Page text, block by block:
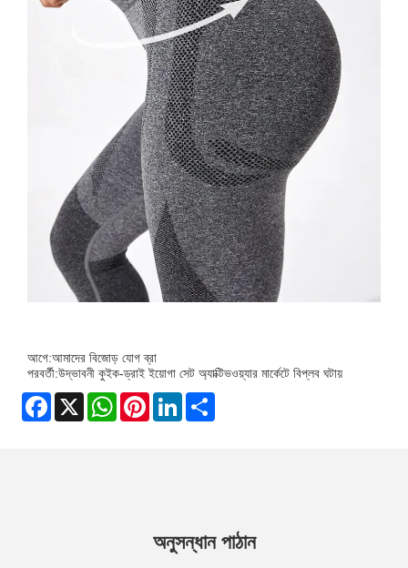
আগে:আমাদের বিজোড় যোগ ব্রা
পরবর্তী:উদ্ভাবনী কুইক-ড্রাই ইয়োগা সেট অ্যাক্টিভওয়্যার মার্কেটে বিপ্লব ঘটায়
Facebook
X WhatsAppPinterestLinkedIn
অনুসন্ধান পাঠান